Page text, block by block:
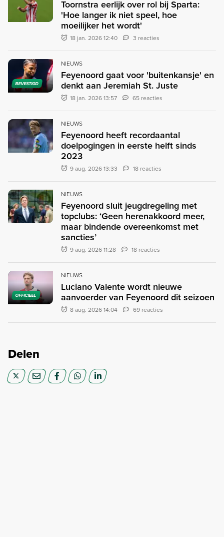
Toornstra eerlijk over rol bij Sparta:
'Hoe langer ik niet speel, hoe
moeilijker het wordt'
18 jan. 2026 12:40 3 reacties
BEVESTIGD
NIEUWS
Feyenoord gaat voor 'buitenkansje' en
denkt aan Jeremiah St. Juste
18 jan. 2026 13:57 65 reacties
NIEUWS
Feyenoord heeft recordaantal
doelpogingen in eerste helft sinds
2023
9 aug. 2026 13:33 18 reacties
NIEUWS
Feyenoord sluit jeugdregeling met
topclubs: ‘Geen herenakkoord meer,
maar bindende overeenkomst met
sancties’
9 aug. 2026 11:28 18 reacties
OFFICIEEL
NIEUWS
Luciano Valente wordt nieuwe
aanvoerder van Feyenoord dit seizoen
8 aug. 2026 14:04 69 reacties
Delen